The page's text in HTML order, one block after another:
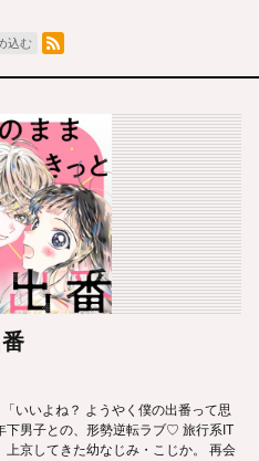
込む
RSSフィード
いいよね？ ようやく僕の出番って思
男子との、形勢逆転ラブ♡ 旅行系IT
京してきた幼なじみ・こじか。 再会